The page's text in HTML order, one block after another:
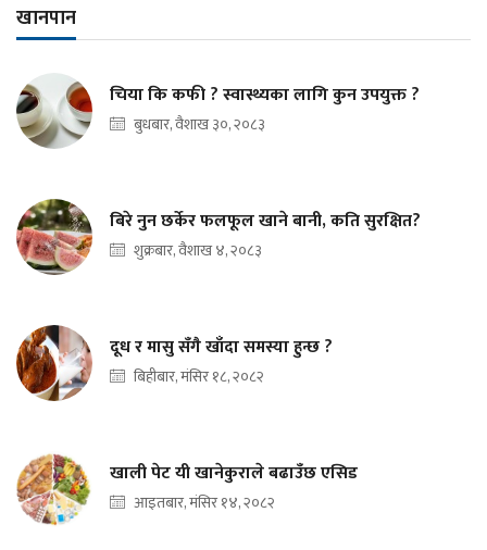
खानपान
चिया कि कफी ? स्वास्थ्यका लागि कुन उपयुक्त ?
बुधबार, वैशाख ३०, २०८३
बिरे नुन छर्केर फलफूल खाने बानी, कति सुरक्षित?
शुक्रबार, वैशाख ४, २०८३
दूध र मासु सँगै खाँदा समस्या हुन्छ ?
बिहीबार, मंसिर १८, २०८२
खाली पेट यी खानेकुराले बढाउँछ एसिड
आइतबार, मंसिर १४, २०८२